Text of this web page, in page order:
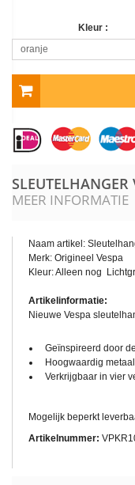
Kleur :
oranje
SLEUTELHANGER
MEER INFORMATIE
Naam artikel:
Merk: Origineel Vespa
Kleur: Alleen nog
Artikelinformatie:
Nieuwe Vespa
Geïnspireerd door
Hoogwaardig
Verkrijgbaar in vier
Mogelijk beperkt
Artikelnummer: